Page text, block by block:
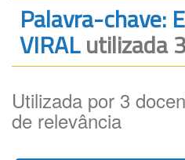
Palavra-chave:
VIRALutilizada
Utilizada por 3
de relevância